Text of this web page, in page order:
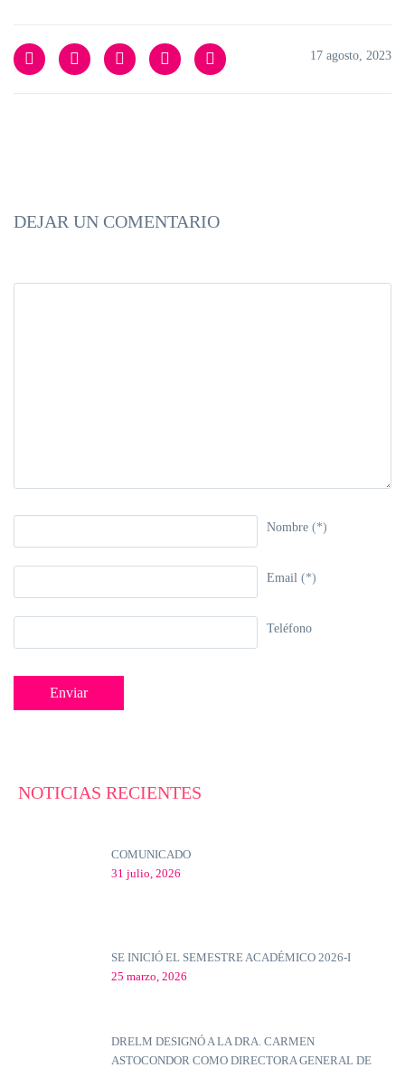
17 agosto, 2023
DEJAR UN COMENTARIO
Nombre (*)
Email (*)
Teléfono
NOTICIAS RECIENTES
COMUNICADO
31 julio, 2026
SE INICIÓ EL SEMESTRE ACADÉMICO 2026-I
25 marzo, 2026
DRELM DESIGNÓ A LA DRA. CARMEN
ASTOCONDOR COMO DIRECTORA GENERAL DE